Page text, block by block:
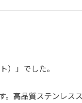
）」でした。
。高品質ステンレス